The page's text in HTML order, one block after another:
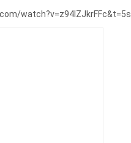
watch?v=z94lZJkrFFc&t=5s